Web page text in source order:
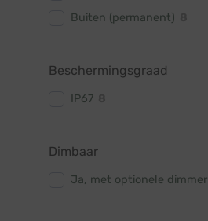
Buiten (permanent)
Beschermingsgraad
IP67
Dimbaar
Ja, met optionele dimmer